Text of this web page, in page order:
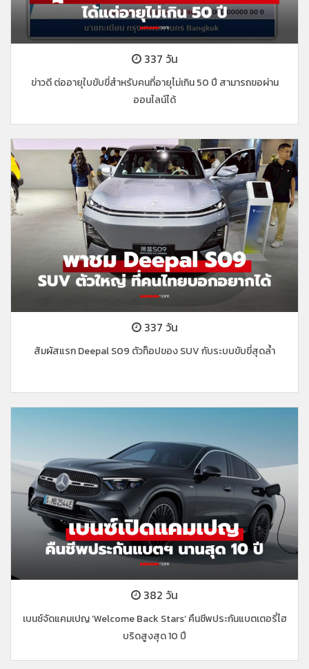
337 วัน
ข่าวดี ต่ออายุใบขับขี่สำหรับคนที่อายุไม่เกิน 50 ปี สามารถขอผ่าน
ออนไลน์ได้
337 วัน
สัมผัสแรก Deepal S09 ตัวท็อปของ SUV กับระบบขับขี่สุดล้ำ
382 วัน
เบนซ์จัดแคมเปญ ‘Welcome Back Stars’ คืนชีพประกันแบตเตอรี่ไฮ
บริดสูงสุด 10 ปี